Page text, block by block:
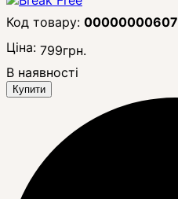
00000000607
Ціна: 799грн.
В наявності
Купити